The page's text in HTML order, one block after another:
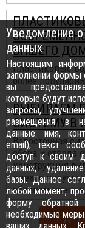
ВАШЕГО
Пластиковые
более
ВЫБИРАЕМ
СИСТЕМУ В
Водосточная
сбора и отвода
конструкция
идеале
обликом всего
Уведомление
данных
Настоящим
заполнении формы
вы
которые будут
запросы,
размещения в
данные: имя,
email), текст
доступ к своим
данных,
базы. Данное
любой момент,
форму обратной
необходимые меры